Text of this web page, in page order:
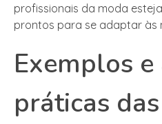
profissionais da moda
prontos para se adaptar às
Exemplos
práticas